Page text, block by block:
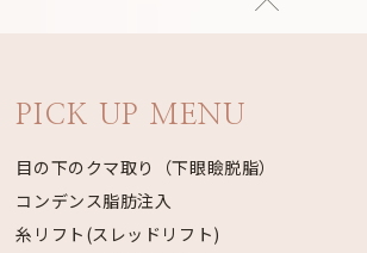
PICK UP MENU
目の下のクマ取り（下眼瞼脱脂）
コンデンス脂肪注入
糸リフト(スレッドリフト)